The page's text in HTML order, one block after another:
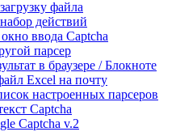
файла
действий
ввода Captcha
парсер
в браузере / Блокноте
Excel на почту
настроенных парсеров
Captcha
Captcha v.2